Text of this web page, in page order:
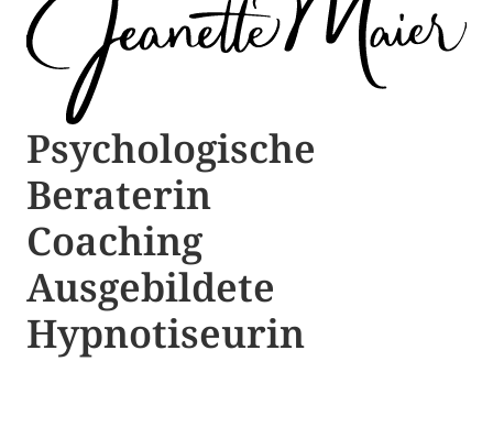
Psychologische ​​
Beraterin
Coaching
Ausgebildete​ ​
Hypnotiseurin